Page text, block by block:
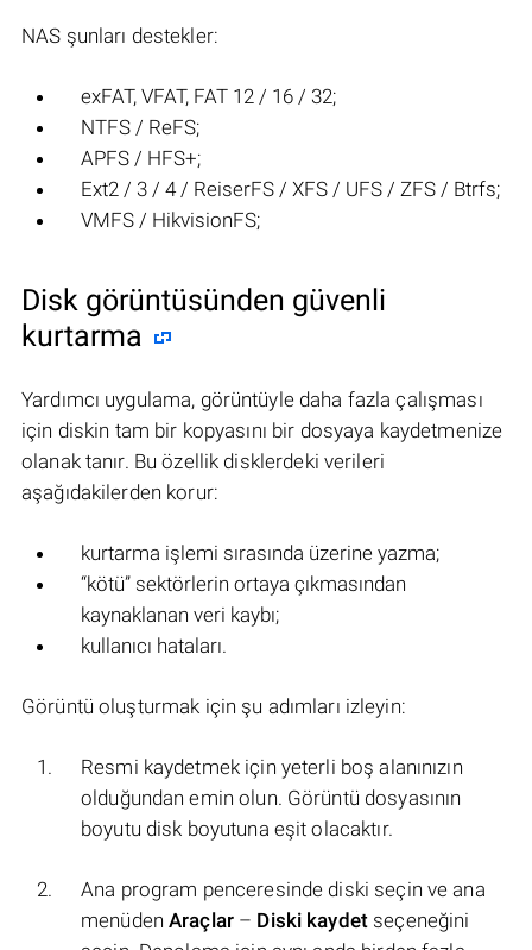
NAS şunları destekler:
exFAT, VFAT, FAT 12 / 16 / 32;
NTFS / ReFS;
APFS / HFS+;
Ext2 / 3 / 4 / ReiserFS / XFS / UFS / ZFS / Btrfs;
VMFS / HikvisionFS;
Disk görüntüsünden güvenli
kurtarma
Yardımcı uygulama, görüntüyle daha fazla çalışması
için diskin tam bir kopyasını bir dosyaya kaydetmenize
olanak tanır. Bu özellik disklerdeki verileri
aşağıdakilerden korur:
kurtarma işlemi sırasında üzerine yazma;
“kötü” sektörlerin ortaya çıkmasından
kaynaklanan veri kaybı;
kullanıcı hataları.
Görüntü oluşturmak için şu adımları izleyin:
Resmi kaydetmek için yeterli boş alanınızın
olduğundan emin olun. Görüntü dosyasının
boyutu disk boyutuna eşit olacaktır.
Ana program penceresinde diski seçin ve ana
menüdenAraçlar – Diski kaydet seçeneğini